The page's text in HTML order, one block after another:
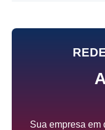
Sua empresa em